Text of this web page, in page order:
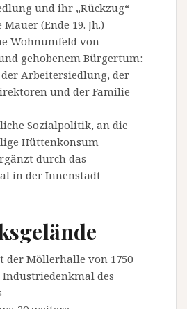
und ihr „Rückzug“
(Ende 19. Jh.)
Wohnumfeld von
gehobenem Bürgertum:
Arbeitersiedlung, der
und der Familie
Sozialpolitik, an die
Hüttenkonsum
durch das
in der Innenstadt
Möllerhalle von 1750
Industriedenkmal des